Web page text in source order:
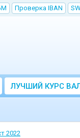
Проверка IBAN
ЛУЧШИЙ КУРС
МОЛДОВЫ
2022